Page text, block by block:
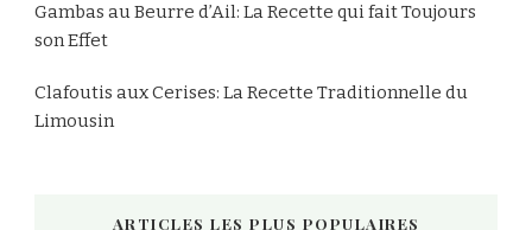
Gambas au Beurre d’Ail: La Recette qui fait Toujours
son Effet
Clafoutis aux Cerises: La Recette Traditionnelle du
Limousin
ARTICLES LES PLUS POPULAIRES